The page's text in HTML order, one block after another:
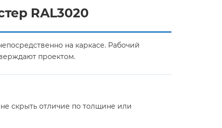
RAL3020
на каркасе. Рабочий
проектом.
скрыть отличие по толщине или